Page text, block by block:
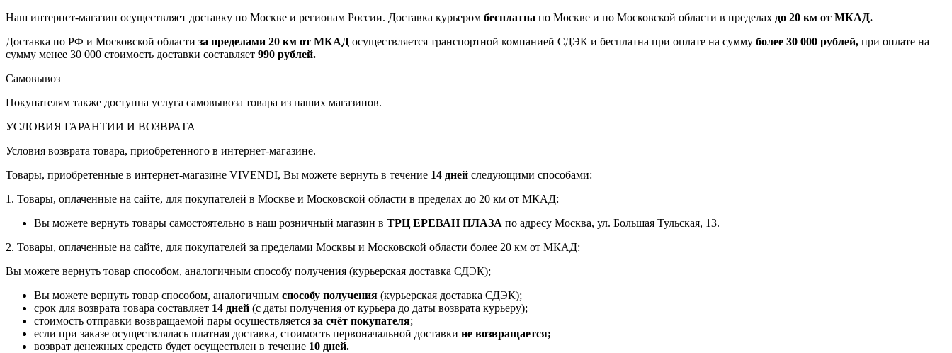
Наш интернет-магазин осуществляет доставку по Москве и регионам России. Доставка курьером бесплатна по Москве и по Московской области в пределах до 20 км от МКАД.
Доставка по РФ и Московской области за пределами 20 км от МКАД осуществляется транспортной компанией СДЭК и бесплатна при оплате на сумму более 30 000 рублей, при оплате на
сумму менее 30 000 стоимость доставки составляет 990 рублей.
Самовывоз
Покупателям также доступна услуга самовывоза товара из наших магазинов.
УСЛОВИЯ ГАРАНТИИ И ВОЗВРАТА
Условия возврата товара, приобретенного в интернет-магазине.
Товары, приобретенные в интернет-магазине VIVENDI, Вы можете вернуть в течение 14 дней следующими способами:
1. Товары, оплаченные на сайте, для покупателей в Москве и Московской области в пределах до 20 км от МКАД:
Вы можете вернуть товары самостоятельно в наш розничный магазин в ТРЦ ЕРЕВАН ПЛАЗА по адресу Москва, ул. Большая Тульская, 13.
2. Товары, оплаченные на сайте, для покупателей за пределами Москвы и Московской области более 20 км от МКАД:
Вы можете вернуть товар способом, аналогичным способу получения (курьерская доставка СДЭК);
Вы можете вернуть товар способом, аналогичным способу получения (курьерская доставка СДЭК);
срок для возврата товара составляет 14 дней (с даты получения от курьера до даты возврата курьеру);
стоимость отправки возвращаемой пары осуществляется за счёт покупателя;
если при заказе осуществлялась платная доставка, стоимость первоначальной доставки не возвращается;
возврат денежных средств будет осуществлен в течение 10 дней.